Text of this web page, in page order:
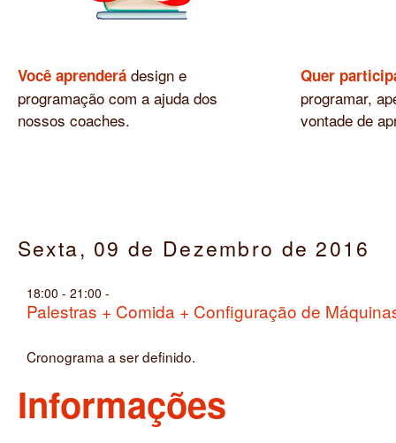
Você aprenderá design e
programação com a ajuda dos
nossos coaches.
Quer
programar,
vontade de
Sexta, 09 de Dezembro de 2016
18:00 - 21:00
Palestras + Comida + Configuração de
Cronograma a ser definido.
Informações